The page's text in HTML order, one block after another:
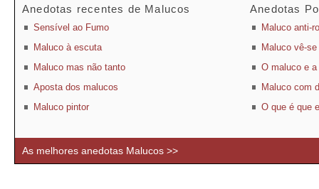
Anedotas recentes de Malucos
Sensível ao Fumo
Maluco à escuta
Maluco mas não tanto
Aposta dos malucos
Maluco pintor
Anedotas
Maluco anti-
Maluco vê-
O maluco e a
Maluco com
O que é que
As melhores anedotas Malucos >>